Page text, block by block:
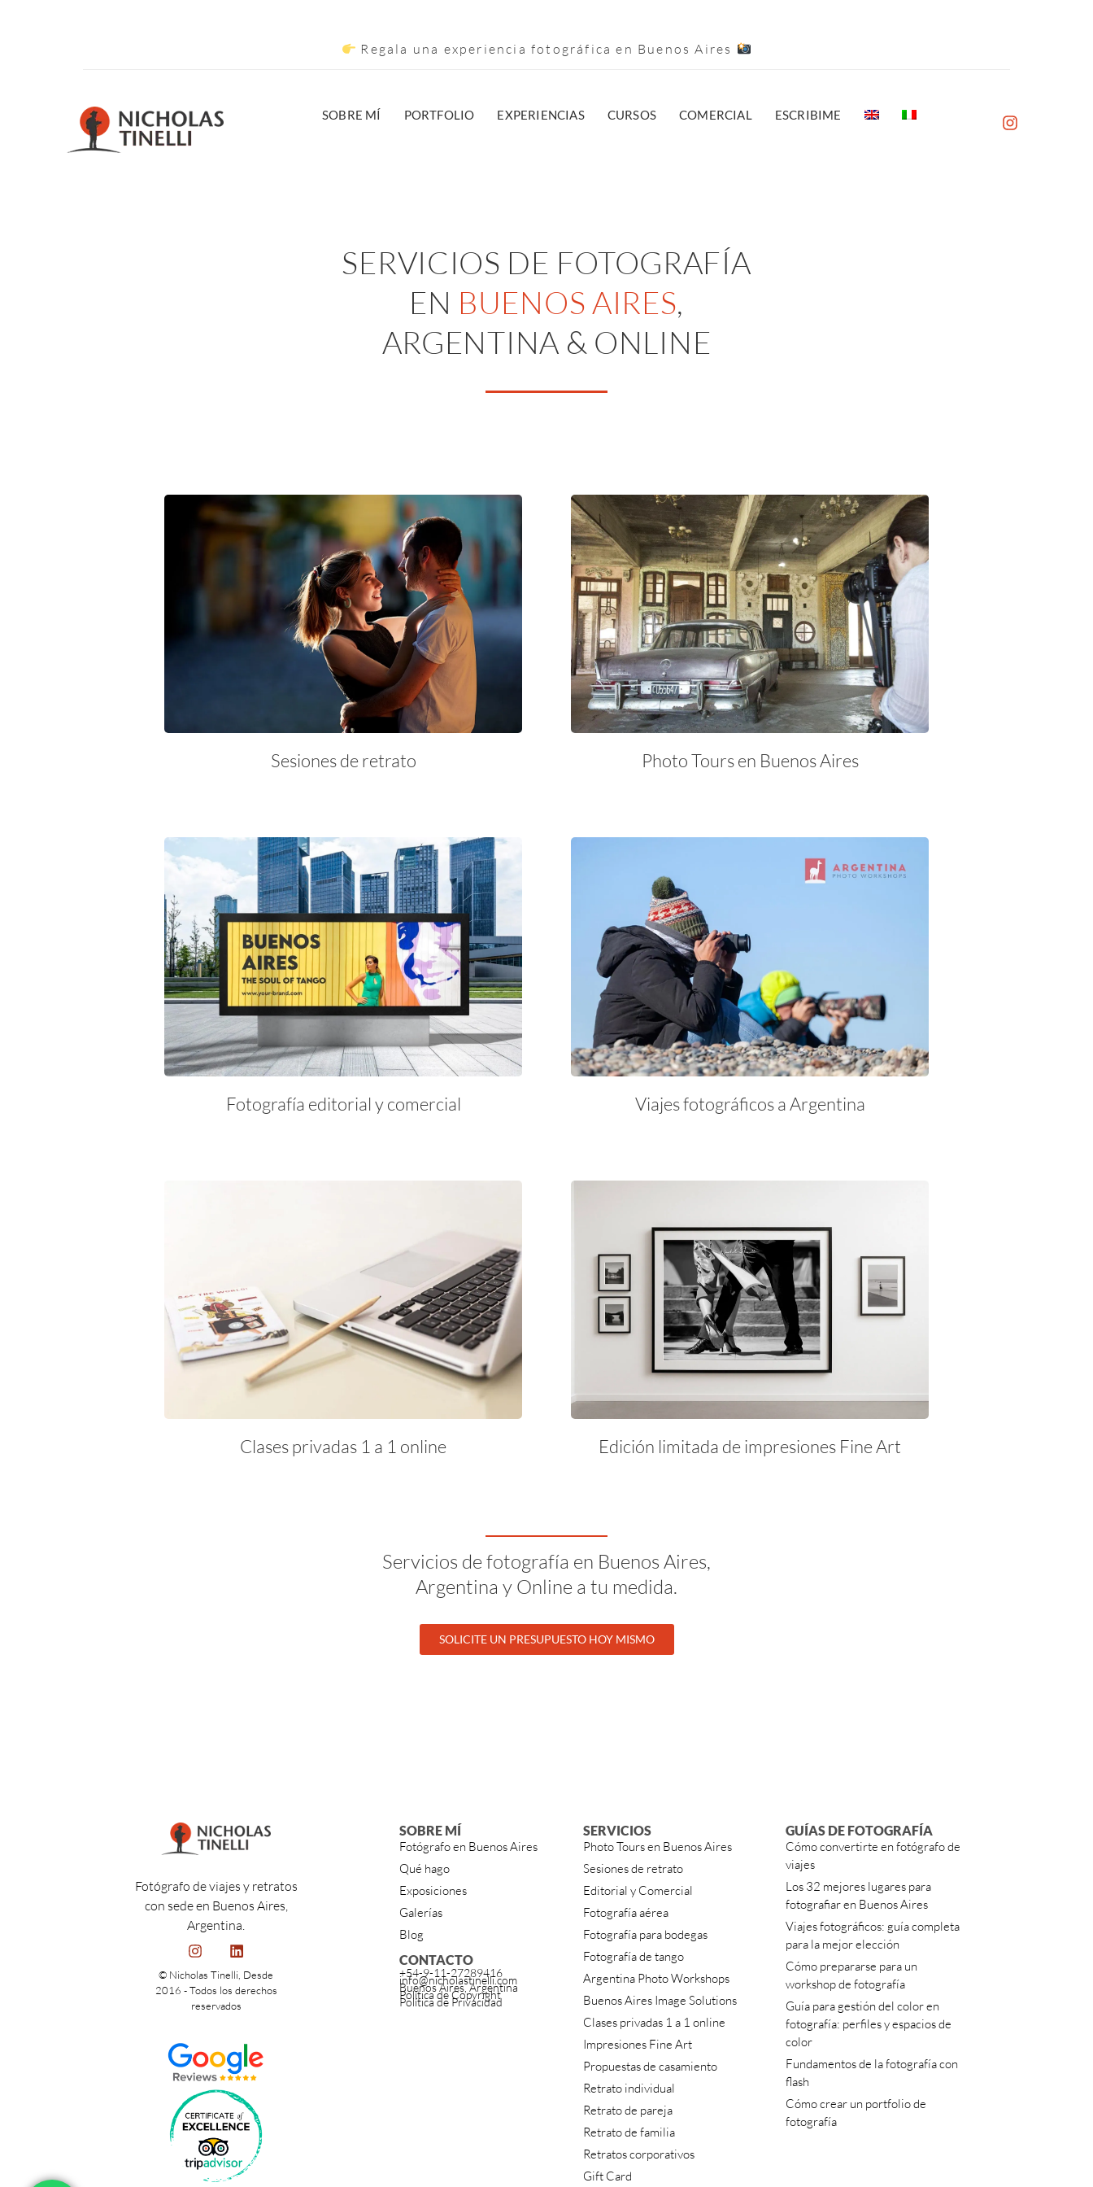
Regala una experiencia fotográfica en Buenos Aires
SOBRE MÍ PORTFOLIO EXPERIENCIAS CURSOS COMERCIAL ESCRIBIME
SERVICIOS DE FOTOGRAFÍA
EN BUENOS AIRES,
ARGENTINA & ONLINE
Sesiones de retrato Photo Tours en Buenos Aires
Fotografía editorial y comercial Viajes fotográficos a Argentina
Clases privadas 1 a 1 online Edición limitada de impresiones Fine Art
Servicios de fotografía en Buenos Aires,
Argentina y Online a tu medida.
SOLICITE UN PRESUPUESTO HOY MISMO
Fotógrafo de viajes y retratos
con sede en Buenos Aires,
Argentina.
© Nicholas Tinelli, Desde
2016 - Todos los derechos
reservados
SOBRE MÍ
Fotógrafo en Buenos Aires
Qué hago
Exposiciones
Galerías
Blog
CONTACTO
+54-9-11-27289416
info@nicholastinelli.com
Buenos Aires, Argentina
Política de Copyright
Política de Privacidad
SERVICIOS
Photo Tours en Buenos Aires
Sesiones de retrato
Editorial y Comercial
Fotografía aérea
Fotografía para bodegas
Fotografía de tango
Argentina Photo Workshops
Buenos Aires Image Solutions
Clases privadas 1 a 1 online
Impresiones Fine Art
Propuestas de casamiento
Retrato individual
Retrato de pareja
Retrato de familia
Retratos corporativos
Gift Card
GUÍAS DE FOTOGRAFÍA
Cómo convertirte en fotógrafo de
viajes
Los 32 mejores lugares para
fotografiar en Buenos Aires
Viajes fotográficos: guía completa
para la mejor elección
Cómo prepararse para un
workshop de fotografía
Guía para gestión del color en
fotografía: perfiles y espacios de
color
Fundamentos de la fotografía con
flash
Cómo crear un portfolio de
fotografía